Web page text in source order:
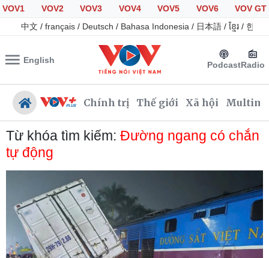
VOV1 VOV2 VOV3 VOV4 VOV5 VOV6
VOV GT
中文 / français / Deutsch / Bahasa Indonesia / 日本語 / ខ្មែរ / 한국
English PodcastRadio
Chính trị Thế giới Xã hội
Tổ chức nhân sự
Quốc hội
Nhận diện sự thật
Dự báo thời tiết
Giáo dục
Dấu ấn VOV
Việc làm
Biển đảo
Từ khóa tìm kiếm: Đường ngang có chắn
tự động